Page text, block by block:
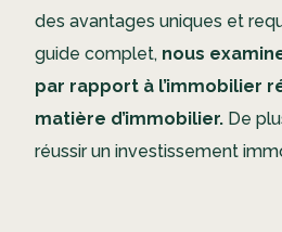
des avantages uniques et
guide complet, nous
par rapport à l’immobilier
matière d’immobilier. De
réussir un investissement